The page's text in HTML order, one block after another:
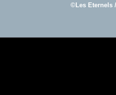
©Les Eternels